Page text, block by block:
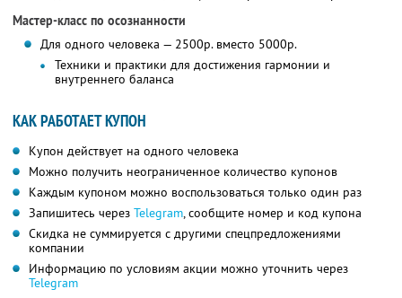
Мастер-класс по осознанности
Для одного человека — 2500р. вместо 5000р.
Техники и практики для достижения гармонии и
внутреннего баланса
КАК РАБОТАЕТ КУПОН
Купон действует на одного человека
Можно получить неограниченное количество купонов
Каждым купоном можно воспользоваться только один раз
Запишитесь через Telegram, сообщите номер и код купона
Скидка не суммируется с другими спецпредложениями
компании
Информацию по условиям акции можно уточнить через
Telegram